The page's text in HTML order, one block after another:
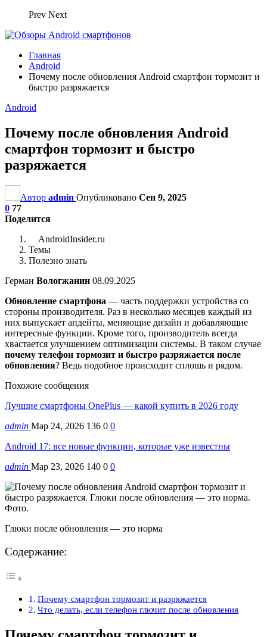
Prev Next
Главная
Android
Почему после обновления Android смартфон тормозит и
быстро разряжается
Android
Почему после обновления Android
смартфон тормозит и быстро
разряжается
Автор admin Опубликовано Сен 9, 2025
0 77
Поделится
AndroidInsider.ru
Темы
Полезно знать
Герман Вологжанин 08.09.2025
Обновление смартфона — часть поддержки устройства со
стороны производителя. Раз в несколько месяцев каждый из
них выпускает апдейты, меняющие дизайн и добавляющие
интересные функции. Кроме того, производитель всегда
хвастается улучшением оптимизации системы. В таком случае
почему телефон тормозит и быстро разряжается после
обновления? Ведь подобное происходит сплошь и рядом.
Похожие сообщения
Лучшие смартфоны OnePlus — какой купить в 2026 году
admin Мар 24, 2026 136 0 0
Android 17: все новые функции, которые уже известны
admin Мар 23, 2026 140 0 0
Глюки после обновления — это норма
Содержание:
Почему смартфон тормозит и разряжается
Что делать, если телефон глючит после обновления